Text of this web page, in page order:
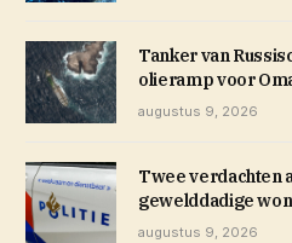
Tanker van
olieramp voor
augustus 9, 2026
Twee verdachten
gewelddadige
augustus 9, 2026